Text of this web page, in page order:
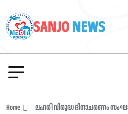
Home ലഹരി വിരുദ്ധ ദിനാചരണം